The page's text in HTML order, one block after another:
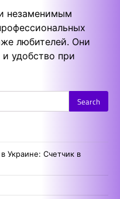
незаменимым
любителей. Они
удобство при
Украине: Счетчик в